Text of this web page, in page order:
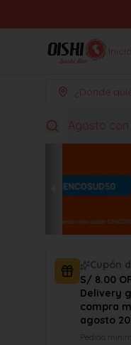
Inicio
¿Dónde
Agosto
Cupón
S/ 8.00
Delivery
compra
agosto
Pedido mínimo